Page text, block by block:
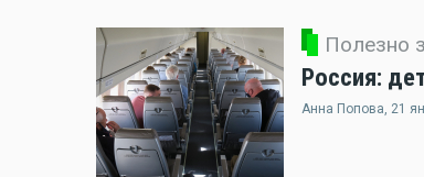
Полезно
Россия:
Анна Попова, 21